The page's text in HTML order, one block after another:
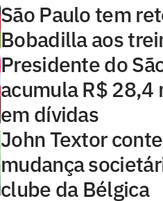
São Paulo tem
Bobadilla aos
Presidente do
acumula R$ 28,4
em dívidas
John Textor
mudança
clube da Bélgica